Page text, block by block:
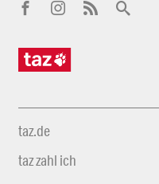
taz.de
taz zahl ich